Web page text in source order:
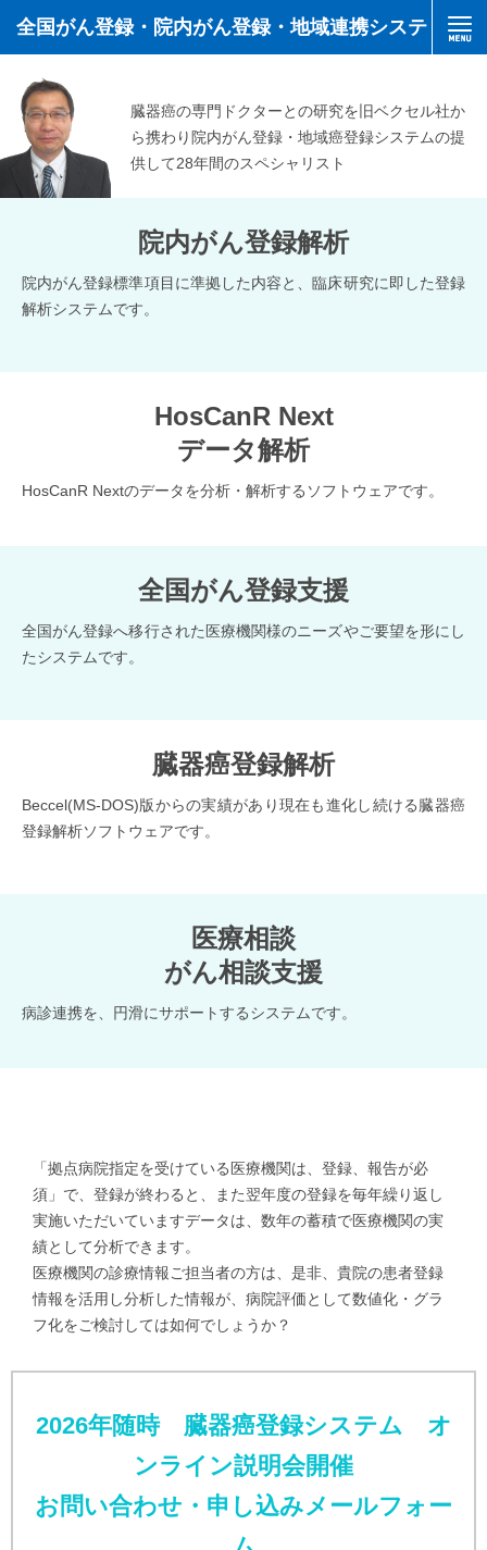
全国がん登録・院内がん登録・地域連携システ
ム
臓器癌の専門ドクターとの研究を旧ベクセル社か
ら携わり院内がん登録・地域癌登録システムの提
供して28年間のスペシャリスト
院内がん登録解析
院内がん登録標準項目に準拠した内容と、臨床研究に即した登録
解析システムです。
HosCanR Next
データ解析
HosCanR Nextのデータを分析・解析するソフトウェアです。
全国がん登録支援
全国がん登録へ移行された医療機関様のニーズやご要望を形にし
たシステムです。
臓器癌登録解析
Beccel(MS-DOS)版からの実績があり現在も進化し続ける臓器癌
登録解析ソフトウェアです。
医療相談
がん相談支援
病診連携を、円滑にサポートするシステムです。
「拠点病院指定を受けている医療機関は、登録、報告が必
須」で、登録が終わると、また翌年度の登録を毎年繰り返し
実施いただいていますデータは、数年の蓄積で医療機関の実
績として分析できます。
医療機関の診療情報ご担当者の方は、是非、貴院の患者登録
情報を活用し分析した情報が、病院評価として数値化・グラ
フ化をご検討しては如何でしょうか？
2026年随時 臓器癌登録システム オ
ンライン説明会開催
お問い合わせ・申し込みメールフォー